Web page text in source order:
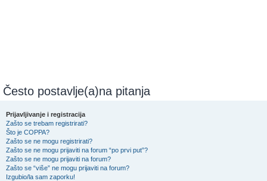
Često postavlje(a)na pitanja
Prijavljivanje i registracija
Zašto se trebam registrirati?
Što je COPPA?
Zašto se ne mogu registrirati?
Zašto se ne mogu prijaviti na forum “po prvi put”?
Zašto se ne mogu prijaviti na forum?
Zašto se “više” ne mogu prijaviti na forum?
Izgubio/la sam zaporku!